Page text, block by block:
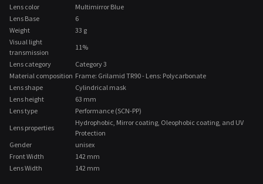
Lens color
Multimirror Blue
Lens Base
6
Weight
33 g
Visual light
transmission
11%
Lens category
Category 3
Material composition Frame: Grilamid TR90 - Lens: Polycarbonate
Lens shape
Cylindrical mask
Lens height
63 mm
Lens type
Performance (SCN-PP)
Lens properties
Hydrophobic, Mirror coating, Oleophobic coating, and UV
Protection
Gender
unisex
Front Width
142 mm
Lens Width
142 mm